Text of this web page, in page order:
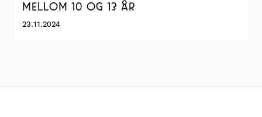
MELLOM 10 OG 13 ÅR
23.11.2024